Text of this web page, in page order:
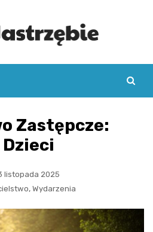
Zastępcze:
listopada 2025
, Wydarzenia